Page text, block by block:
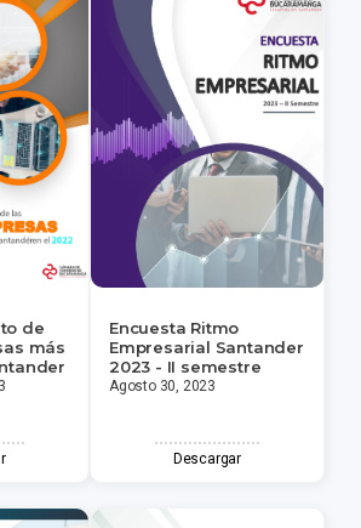
de
más
Encuesta Ritmo
Empresarial Santander
2023 - II semestre
Agosto 30, 2023
Descargar